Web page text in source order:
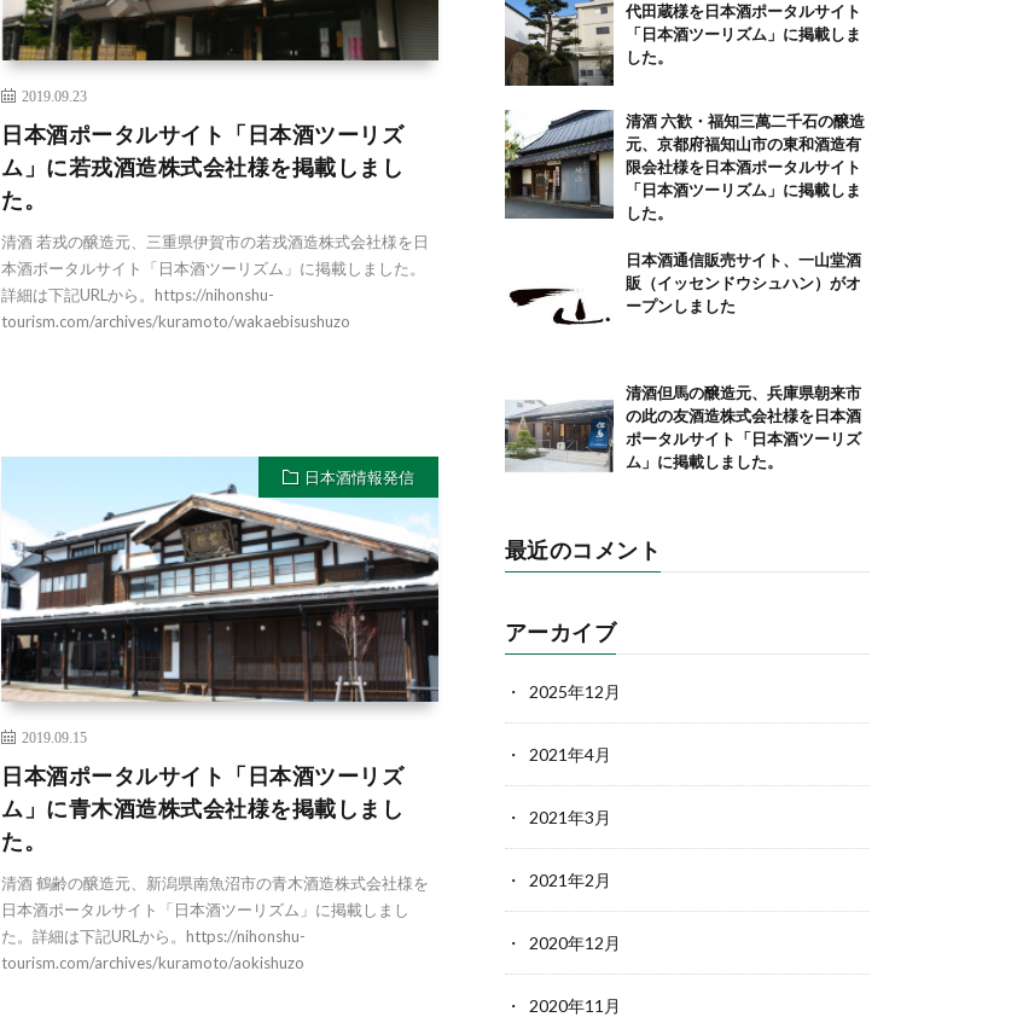
2019.09.23
日本酒ポータルサイト「日本酒ツーリズ
ム」に若戎酒造株式会社様を掲載しまし
た。
清酒 若戎の醸造元、三重県伊賀市の若戎酒造株式会社様を日
本酒ポータルサイト「日本酒ツーリズム」に掲載しました。
詳細は下記URLから。https://nihonshu-
tourism.com/archives/kuramoto/wakaebisushuzo
日本酒情報発信
2019.09.15
日本酒ポータルサイト「日本酒ツーリズ
ム」に青木酒造株式会社様を掲載しまし
た。
清酒 鶴齢の醸造元、新潟県南魚沼市の青木酒造株式会社様を
日本酒ポータルサイト「日本酒ツーリズム」に掲載しまし
た。詳細は下記URLから。https://nihonshu-
tourism.com/archives/kuramoto/aokishuzo
代田蔵様を日本酒ポータルサイト
「日本酒ツーリズム」に掲載しま
した。
清酒 六歓・福知三萬二千石の醸造
元、京都府福知山市の東和酒造有
限会社様を日本酒ポータルサイト
「日本酒ツーリズム」に掲載しま
した。
日本酒通信販売サイト、一山堂酒
販（イッセンドウシュハン）がオ
ープンしました
清酒但馬の醸造元、兵庫県朝来市
の此の友酒造株式会社様を日本酒
ポータルサイト「日本酒ツーリズ
ム」に掲載しました。
最近のコメント
アーカイブ
2025年12月
2021年4月
2021年3月
2021年2月
2020年12月
2020年11月